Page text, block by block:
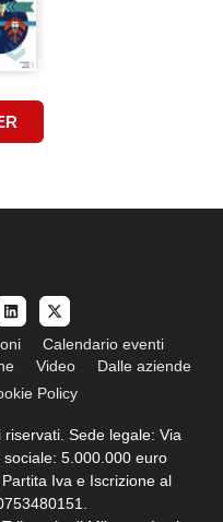
Calendario eventi
Video
Dalle aziende
Policy
Sede legale: Via
5.000.000 euro
Iva e Iscrizione al